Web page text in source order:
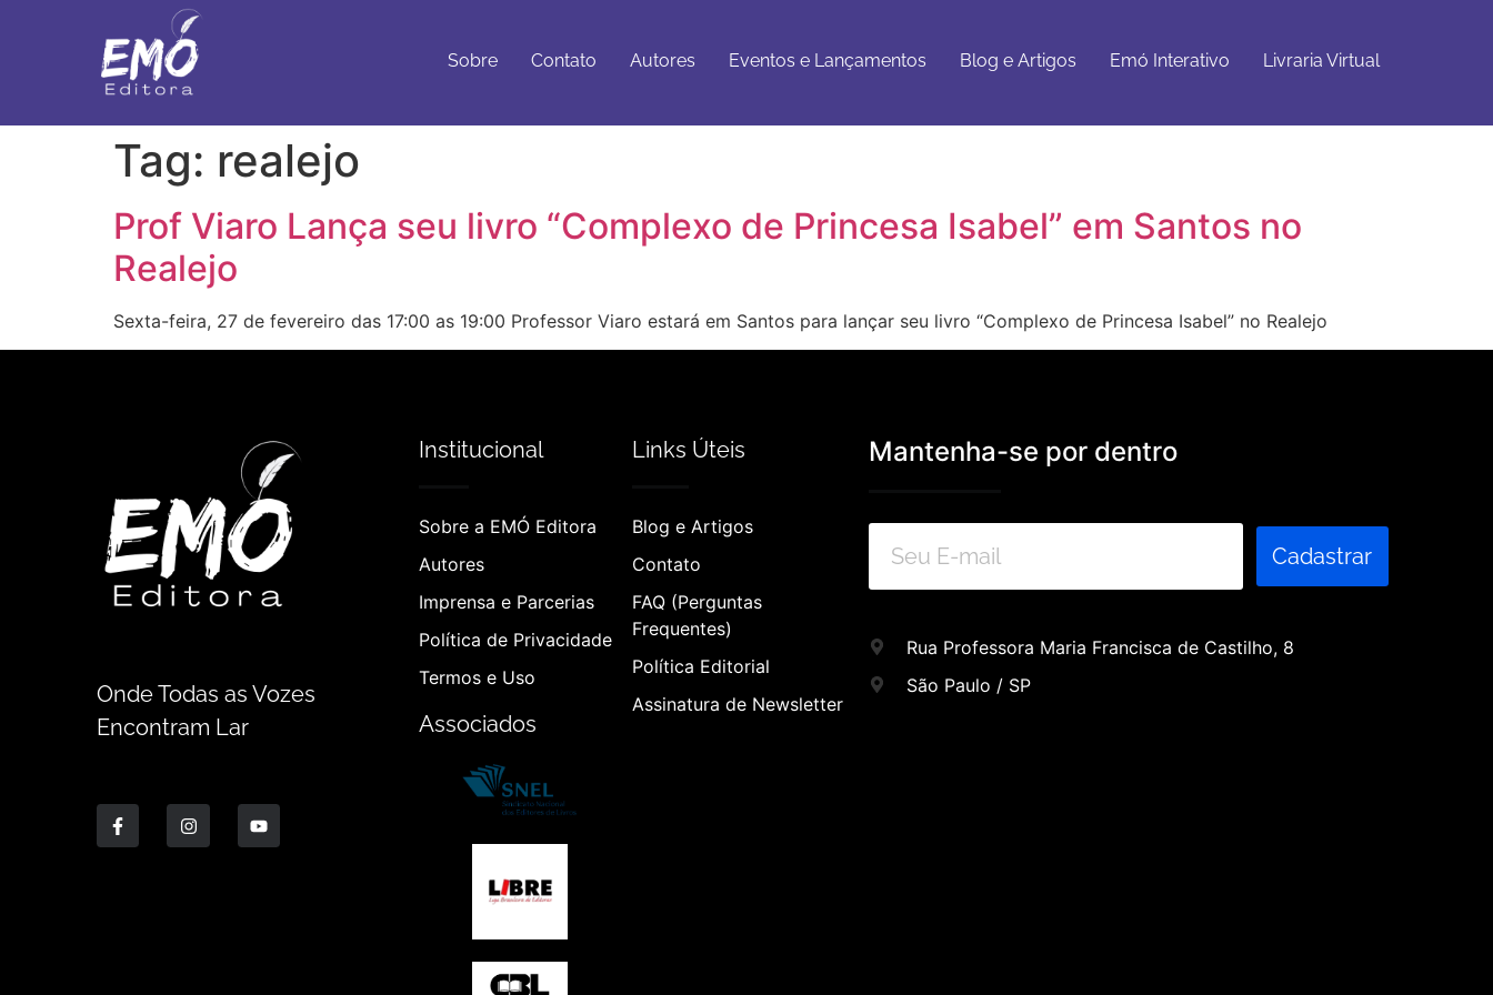
Lançamentos
Artigos
Interativo
Virtual
Sobre
Contato Autores Eventos e Lançamentos Blog e Artigos Emó Interativo Livraria Virtual
Tag: realejo
Prof Viaro Lança seu livro “Complexo de Princesa Isabel” em Santos no
Realejo
Sexta-feira, 27 de fevereiro das 17:00 as 19:00 Professor Viaro estará em Santos para lançar seu livro “Complexo de Princesa Isabel” no Realejo
Onde Todas as Vozes
Encontram Lar
Institucional
Sobre a EMÓ Editora
Autores
Imprensa e Parcerias
Política de Privacidade
Termos e Uso
Associados
Links Úteis
Blog e Artigos
Contato
FAQ (Perguntas
Frequentes)
Política Editorial
Assinatura de Newsletter
Mantenha-se por dentro
Cadastrar
Rua Professora Maria Francisca de Castilho, 8
São Paulo / SP